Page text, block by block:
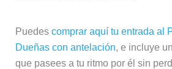
Puedes comprar aquí tu entrada al
Dueñas con antelación, e incluye
que pasees a tu ritmo por él sin